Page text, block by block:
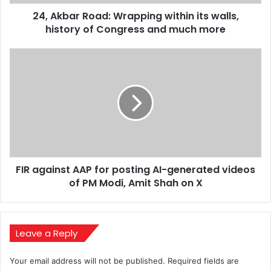
Congress24, Akbar Road: Wrapping within its walls,
history of Congress and much more
of
PMFIR against AAP for posting AI-generated videos
of PM Modi, Amit Shah on X
Leave a Reply
Your email address will not be published. Required fields are